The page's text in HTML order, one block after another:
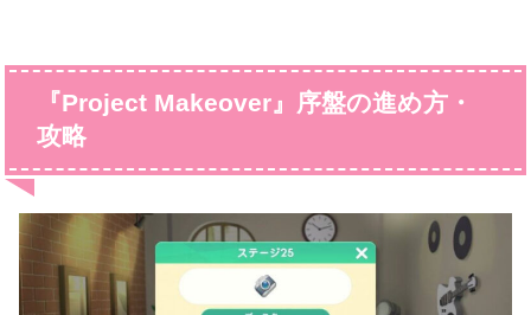
『Project Makeover』序盤の進め方・
攻略